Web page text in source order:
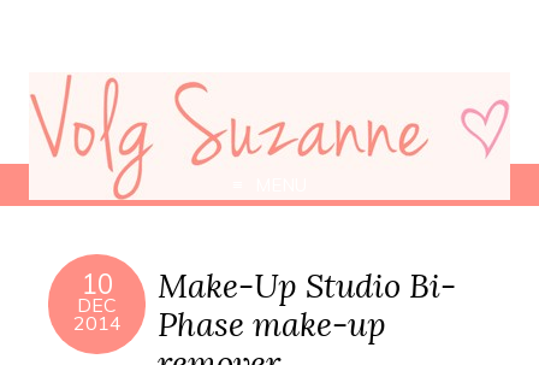
10
DEC
2014
Make-Up Studio Bi-
Phase make-up